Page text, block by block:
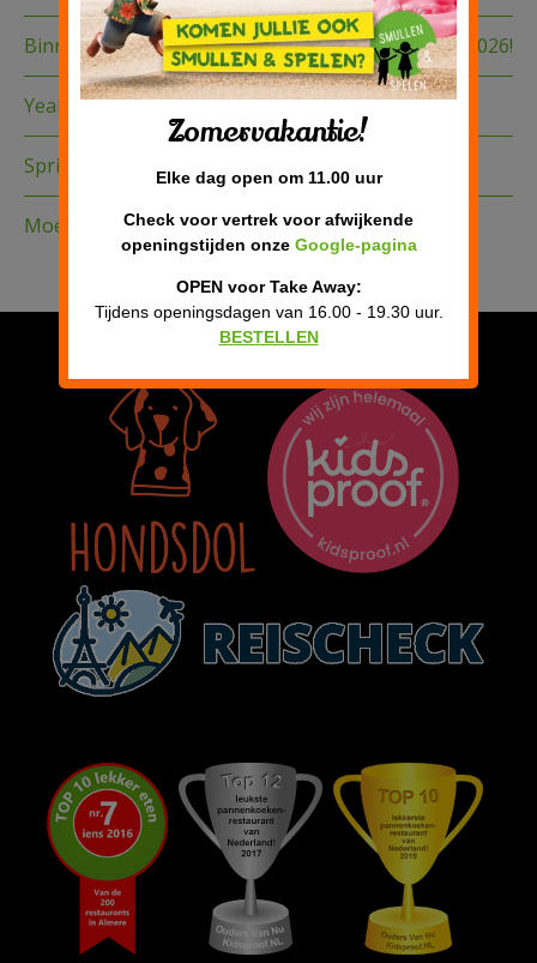
Binnenkort te boeken: de Sinterklaas Experience 2026!
Yeah zomervakantie!
Springkussen festival 2026
Moederdag verwen brunch 2026
Privacy verklaring
Zomervakantie!
Elke dag open om 11.00 uur
Check voor vertrek voor afwijkende
openingstijden onze Google-pagina
OPEN voor Take Away:
Tijdens openingsdagen van 16.00 - 19.30 uur.
BESTELLEN